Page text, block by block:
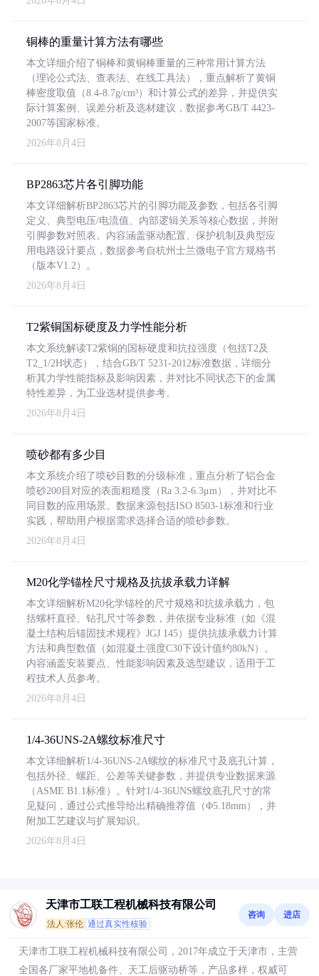
铜棒的重量计算方法有哪些
本文详细介绍了铜棒和黄铜棒重量的三种常用计算方法
（理论公式法、查表法、在线工具法），重点解析了黄铜
棒密度取值（8.4-8.7g/cm³）和计算公式的差异，并提供实
际计算案例、误差分析及选材建议，数据参考GB/T 4423-
2007等国家标准。
2026年8月4日
BP2863芯片各引脚功能
本文详细解析BP2863芯片的引脚功能及参数，包括各引脚
定义、典型电压/电流值、内部逻辑关系等核心数据，并附
引脚参数对照表。内容涵盖驱动配置、保护机制及典型应
用电路设计要点，数据参考自杭州士兰微电子官方规格书
（版本V1.2）。
2026年8月4日
T2紫铜国标硬度及力学性能分析
本文系统解读T2紫铜的国标硬度和抗拉强度（包括T2及
T2_1/2H状态），结合GB/T 5231-2012标准数据，详细分
析其力学性能指标及影响因素，并对比不同状态下的金属
特性差异，为工业选材提供参考。
2026年8月4日
喷砂都有多少目
本文系统介绍了喷砂目数的分级标准，重点分析了铝合金
喷砂200目对应的表面粗糙度（Ra 3.2-6.3μm），并对比不
同目数的应用场景。数据来源包括ISO 8503-1标准和行业
实践，帮助用户根据需求选择合适的喷砂参数。
2026年8月4日
M20化学锚栓尺寸规格及抗拔承载力详解
本文详细解析M20化学锚栓的尺寸规格和抗拔承载力，包
括螺杆直径、钻孔尺寸等参数，并依据专业标准（如《混
凝土结构后锚固技术规程》JGJ 145）提供抗拔承载力计算
方法和典型数值（如混凝土强度C30下设计值约80kN）。
内容涵盖安装要点、性能影响因素及选型建议，适用于工
程技术人员参考。
2026年8月4日
1/4-36UNS-2A螺纹标准尺寸
本文详细解析1/4-36UNS-2A螺纹的标准尺寸及底孔计算，
包括外径、螺距、公差等关键参数，并提供专业数据来源
（ASME B1.1标准）。针对1/4-36UNS螺纹底孔尺寸的常
见疑问，通过公式推导给出精确推荐值（Φ5.18mm），并
附加工艺建议与扩展知识。
2026年8月4日
天津市工联工程机械科技有限公司
法人:张伦 通过真实性核验
咨询 进店
天津市工联工程机械科技有限公司，2017年成立于天津市，主营
全国各厂家平地机备件、天工后驱动桥等，产品多样，权威可